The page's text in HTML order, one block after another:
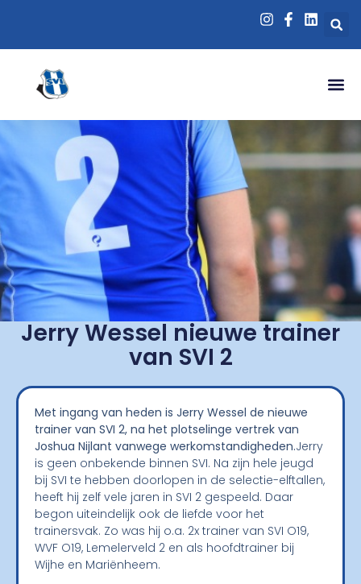
Jerry Wessel nieuwe trainer
van SVI 2
Met ingang van heden is Jerry Wessel de nieuwe
trainer van SVI 2, na het plotselinge vertrek van
Joshua Nijlant vanwege werkomstandigheden.Jerry
is geen onbekende binnen SVI. Na zijn hele jeugd
bij SVI te hebben doorlopen in de selectie-elftallen,
heeft hij zelf vele jaren in SVI 2 gespeeld. Daar
begon uiteindelijk ook de liefde voor het
trainersvak. Zo was hij o.a. 2x trainer van SVI O19,
WVF O19, Lemelerveld 2 en als hoofdtrainer bij
Wijhe en Mariënheem.